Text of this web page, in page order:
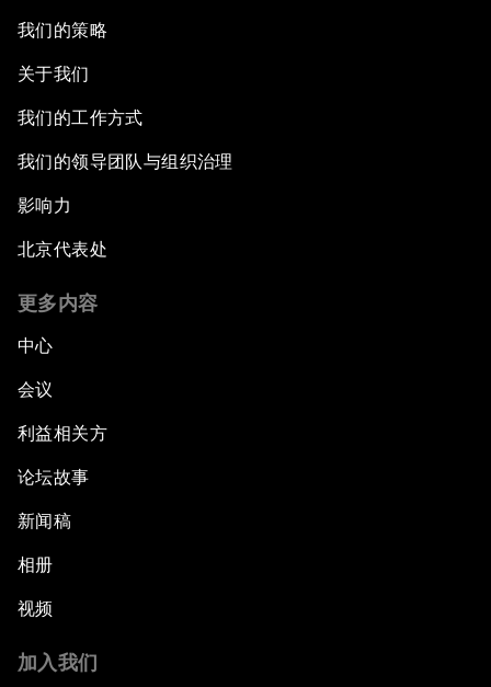
我们的策略
关于我们
我们的工作方式
我们的领导团队与组织治理
影响力
北京代表处
更多内容
中心
会议
利益相关方
论坛故事
新闻稿
相册
视频
加入我们